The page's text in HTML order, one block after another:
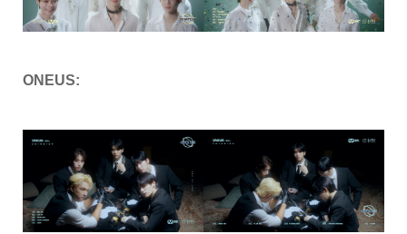
ONEUS: